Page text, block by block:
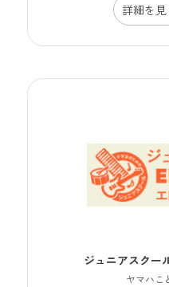
詳細を見
ジュニアスクー
ヤマハこ